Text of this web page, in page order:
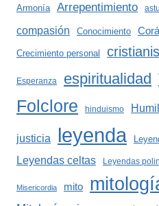
Armonía Arrepentimiento
compasión Conocimiento
Crecimiento personal
Esperanza espiritualidad
Folclore hinduismo
justicia leyenda
Leyendas celtas Leyendas
Misericordia mito